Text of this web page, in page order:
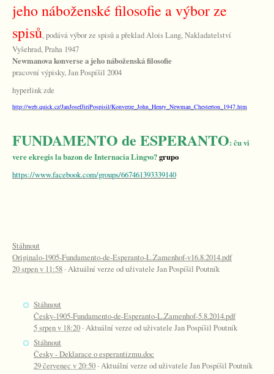
jeho náboženské filosofie a výbor ze
spisů, podává výbor ze spisů a překlad Alois Lang, Nakladatelství
Vyšehrad, Praha 1947
Newmanova konverse a jeho náboženská filosofie
pracovní výpisky, Jan Pospíšil 2004
hyperlink zde
http://web.quick.cz/JanJosefJiriPospisil/Konverze_John_Henry_Newman_Chesterton_1947.htm
FUNDAMENTO de ESPERANTO: ĉu vi
vere ekregis la bazon de Internacia Lingvo?grupo
https://www.facebook.com/groups/667461393339140
Stáhnout
Originalo-1905-Fundamento-de-Esperanto-L.Zamenhof-v16.8.2014.pdf
20 srpen v 11:58 · Aktuální verze od uživatele Jan Pospíšil Poutník
Stáhnout
Česky-1905-Fundamento-de-Esperanto-L.Zamenhof-5.8.2014.pdf
5 srpen v 18:20 · Aktuální verze od uživatele Jan Pospíšil Poutník
Stáhnout
Česky - Deklarace o esperantizmu.doc
29 červenec v 20:50 · Aktuální verze od uživatele Jan Pospíšil Poutník